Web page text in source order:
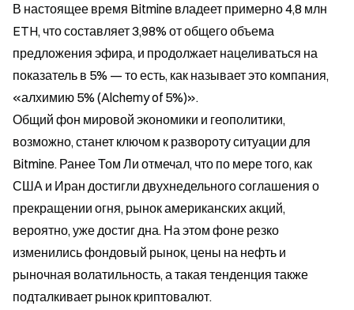
В настоящее время Bitmine владеет примерно 4,8 млн
ETH, что составляет 3,98% от общего объема
предложения эфира, и продолжает нацеливаться на
показатель в 5% — то есть, как называет это компания,
«алхимию 5% (Alchemy of 5%)».
Общий фон мировой экономики и геополитики,
возможно, станет ключом к развороту ситуации для
Bitmine. Ранее Том Ли отмечал, что по мере того, как
США и Иран достигли двухнедельного соглашения о
прекращении огня, рынок американских акций,
вероятно, уже достиг дна. На этом фоне резко
изменились фондовый рынок, цены на нефть и
рыночная волатильность, а такая тенденция также
подталкивает рынок криптовалют.